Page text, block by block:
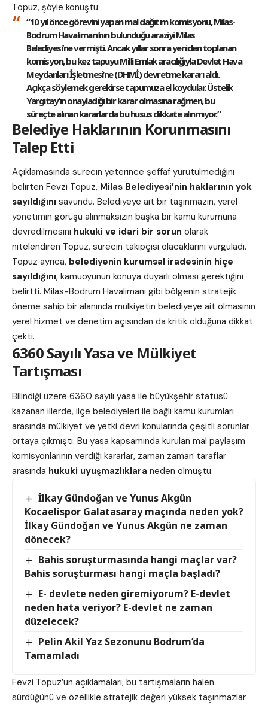
Topuz, şöyle konuştu:
“10 yıl önce görevini yapan mal dağıtım komisyonu, Milas-
Bodrum Havalimanı’nın bulunduğu araziyi Milas
Belediyesi’ne vermişti. Ancak yıllar sonra yeniden toplanan
komisyon, bu kez tapuyuMilli Emlak aracılığıyla Devlet Hava
Meydanları İşletmesi’ne (DHMİ)devretme kararı aldı.
Açıkça söylemek gerekirsetapumuza el koydular. Üstelik
Yargıtay’ın onayladığı bir karar olmasına rağmen, bu
süreçte alınan kararlarda bu husus dikkate alınmıyor.”
Belediye Haklarının Korunmasını
Talep Etti
Açıklamasında sürecin yeterince şeffaf yürütülmediğini
belirten Fevzi Topuz, Milas Belediyesi’nin haklarının yok
sayıldığını savundu. Belediyeye ait bir taşınmazın, yerel
yönetimin görüşü alınmaksızın başka bir kamu kurumuna
devredilmesini hukuki ve idari bir sorun olarak
nitelendiren Topuz, sürecin takipçisi olacaklarını vurguladı.
Topuz ayrıca, belediyenin kurumsal iradesinin hiçe
sayıldığını, kamuoyunun konuya duyarlı olması gerektiğini
belirtti. Milas-Bodrum Havalimanı gibi bölgenin stratejik
öneme sahip bir alanında mülkiyetin belediyeye ait olmasının
yerel hizmet ve denetim açısından da kritik olduğuna dikkat
çekti.
6360 Sayılı Yasa ve Mülkiyet
Tartışması
Bilindiği üzere 6360 sayılı yasa ile büyükşehir statüsü
kazanan illerde, ilçe belediyeleri ile bağlı kamu kurumları
arasında mülkiyet ve yetki devri konularında çeşitli sorunlar
ortaya çıkmıştı. Bu yasa kapsamında kurulan mal paylaşım
komisyonlarının verdiği kararlar, zaman zaman taraflar
arasında hukuki uyuşmazlıklara neden olmuştu.
İlkay Gündoğan ve Yunus Akgün
Kocaelispor Galatasaray maçında neden yok?
İlkay Gündoğan ve Yunus Akgün ne zaman
dönecek?
Bahis soruşturmasında hangi maçlar var?
Bahis soruşturması hangi maçla başladı?
E- devlete neden giremiyorum? E-devlet
neden hata veriyor? E-devlet ne zaman
düzelecek?
Pelin Akil Yaz Sezonunu Bodrum’da
Tamamladı
Fevzi Topuz’un açıklamaları, bu tartışmaların halen
sürdüğünü ve özellikle stratejik değeri yüksek taşınmazlar